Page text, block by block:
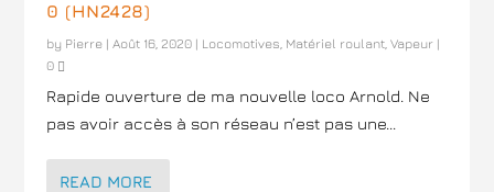
0 (HN2428)
by Pierre |Août 16, 2020 | Locomotives, Matériel roulant,Vapeur |
0
Rapide ouverture de ma nouvelle loco Arnold. Ne
pas avoir accès à son réseau n’est pas une...
READ MORE